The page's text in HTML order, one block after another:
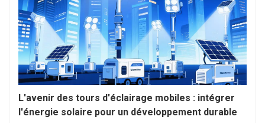
L'avenir des tours d'éclairage mobiles : intégrer
l'énergie solaire pour un développement durable